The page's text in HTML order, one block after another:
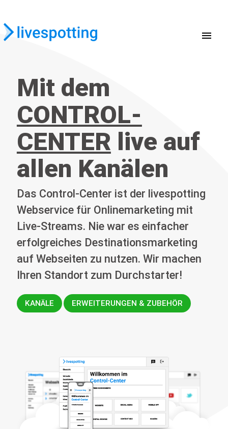
menu
Mit dem
CONTROL-
CENTER live auf
allen Kanälen
Das Control-Center ist der livespotting
Webservice für Onlinemarketing mit
Live-Streams. Nie war es einfacher
erfolgreiches Destinationsmarketing
auf Webseiten zu nutzen. Wir machen
Ihren Standort zum Durchstarter!
KANÄLE ERWEITERUNGEN & ZUBEHÖR